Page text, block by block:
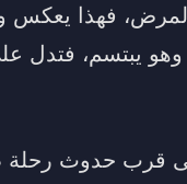
فهذا يعكس
وهو يبتسم، فتدل
قرب حدوث رحلة